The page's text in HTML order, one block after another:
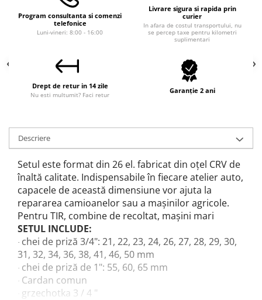
Pistoale termice
Unghiulare/drepte
Pompe
Redresoare/robot pornire/starter
Stabilizatoare curent AVR
Strung lemn electric
Sudura / taiere
Accesorii / consumabile sudura
Aparat taiat cu plasma
Aparate sudura
Masca de sudura
Sursa lumina
Program consultanta si comenzi
telefonice
Luni-vineri: 8:00 - 16:00
Livrare sigura si rapida prin
curier
In afara de costul transportului, nu
se percep taxe pentru kilometri
suplimentari
Drept de retur in 14 zile
Nu esti multumit? Faci retur
Garanție 2 ani
Descriere
Setul este format din 26 el. fabricat din oțel CRV de
înaltă calitate. Indispensabile în fiecare atelier auto,
capacele de această dimensiune vor ajuta la
repararea camioanelor sau a mașinilor agricole.
Pentru TIR, combine de recoltat, mașini mari
SETUL INCLUDE:
· chei de priză 3/4": 21, 22, 23, 24, 26, 27, 28, 29, 30,
31, 32, 34, 36, 38, 41, 46, 50 mm
· chei de priză de 1": 55, 60, 65 mm
· Cardan comun
grzechotka 3 / 4 "